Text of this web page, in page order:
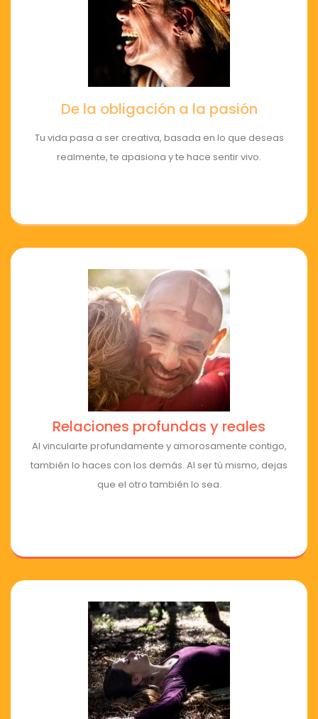
De la obligación a la pasión
Tu vida pasa a ser creativa, basada en lo que deseas
realmente, te apasiona y te hace sentir vivo.
Relaciones profundas y reales
Al vincularte profundamente y amorosamente contigo,
también lo haces con los demás. Al ser tú mismo, dejas
que el otro también lo sea.